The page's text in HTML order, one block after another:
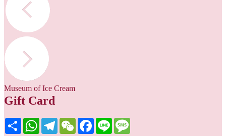
Museum of Ice Cream
Gift Card
Share WhatsAppTelegramWeChatFacebook
Line